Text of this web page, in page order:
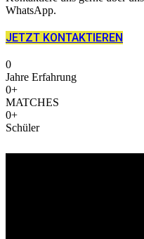
WhatsApp.
JETZT KONTAKTIEREN
0
Jahre Erfahrung
0+
MATCHES
0+
Schüler